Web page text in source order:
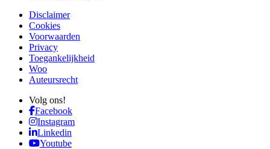
Disclaimer
Cookies
Voorwaarden
Privacy
Toegankelijkheid
Woo
Auteursrecht
Volg ons!
Facebook
Instagram
Linkedin
Youtube